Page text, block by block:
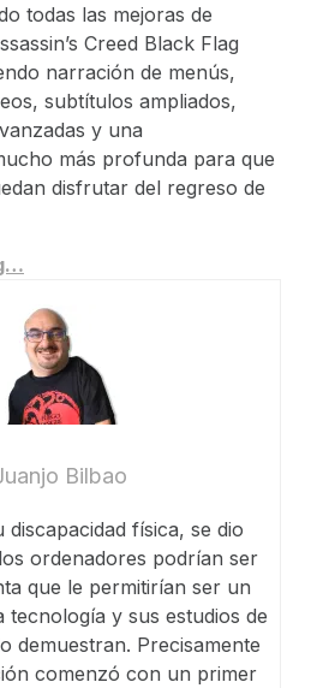
todas las mejoras de
Creed Black Flag
narración de menús,
subtítulos ampliados,
y una
más profunda para que
disfrutar del regreso de
Bilbao
discapacidad física, se dio
ordenadores podrían ser
que le permitirían ser un
tecnología y sus estudios de
demuestran. Precisamente
comenzó con un primer